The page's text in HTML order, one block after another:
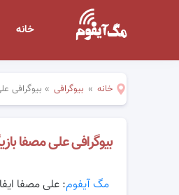
خانه
خانه » بیوگرافی » بیوگرافی
بیوگرافی علی مصفا
مگ آیفوم: علی مصفا